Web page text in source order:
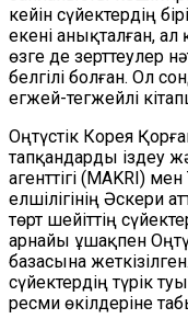
кейін сүйектердің
екені анықталған,
өзге де зерттеулер
белгілі болған. Ол
егжей-тегжейлі
Оңтүстік Корея
тапқандарды іздеу
агенттігі (MAKRI)
елшілігінің Әскери
төрт шейіттің
арнайы ұшақпен
базасына
сүйектердің түрік
ресми өкілдеріне